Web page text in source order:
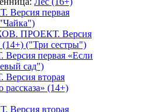
первая
ПРОЕКТ. Версия
(14+) ("Три сестры")
первая «Если
сад")
вторая
(14+)
вторая